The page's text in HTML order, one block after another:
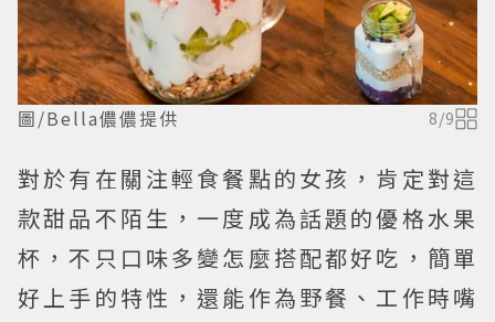
圖/Bella儂儂提供 8/9
對於有在關注輕食餐點的女孩，肯定對這
款甜品不陌生，一度成為話題的優格水果
杯，不只口味多變怎麼搭配都好吃，簡單
好上手的特性，還能作為野餐、工作時嘴